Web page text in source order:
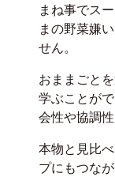
まね事でス
まの野菜嫌
せん。
おままごと
学ぶことが
会性や協調性
本物と見比
プにもつなが